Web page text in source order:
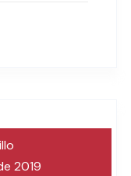
2019